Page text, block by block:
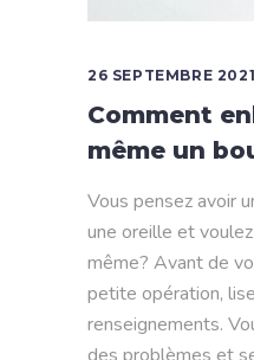
26 SEPTEMBRE 2021
Comment
même un
Vous pensez avoir
une oreille et
même? Avant de
petite opération,
renseignements.